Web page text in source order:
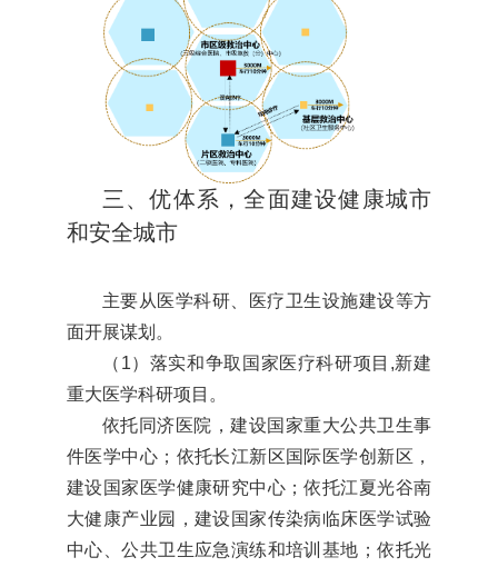
三、优体系，全面建设健康城市
和安全城市
主要从医学科研、医疗卫生设施建设等方
面开展谋划。
（1）落实和争取国家医疗科研项目,新建
重大医学科研项目。
依托同济医院，建设国家重大公共卫生事
件医学中心；依托长江新区国际医学创新区，
建设国家医学健康研究中心；依托江夏光谷南
大健康产业园，建设国家传染病临床医学试验
中心、公共卫生应急演练和培训基地；依托光